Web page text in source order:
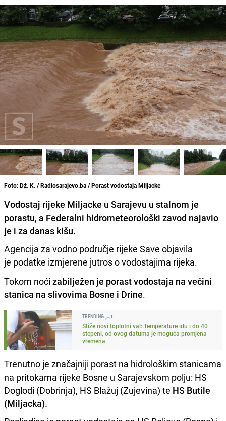
Foto: Dž. K. / Radiosarajevo.ba / Porast vodostaja Miljacke
Vodostaj rijeke Miljacke u Sarajevu u stalnom je
porastu, a Federalni hidrometeorološki zavod najavio
je i za danas kišu.
Agencija za vodno područje rijeke Save objavila
je podatke izmjerene jutros o vodostajima rijeka.
Tokom noći zabilježen je porast vodostaja na većini
stanica na slivovima Bosne i Drine.
TRENDING
Stiže novi toplotni val: Temperature idu i do 40
stepeni, od ovog datuma je moguća promjena
vremena
Trenutno je značajniji porast na hidrološkim stanicama
na pritokama rijeke Bosne u Sarajevskom polju: HS
Doglodi (Dobrinja), HS Blažuj (Zujevina) te HS Butile
(Miljacka).